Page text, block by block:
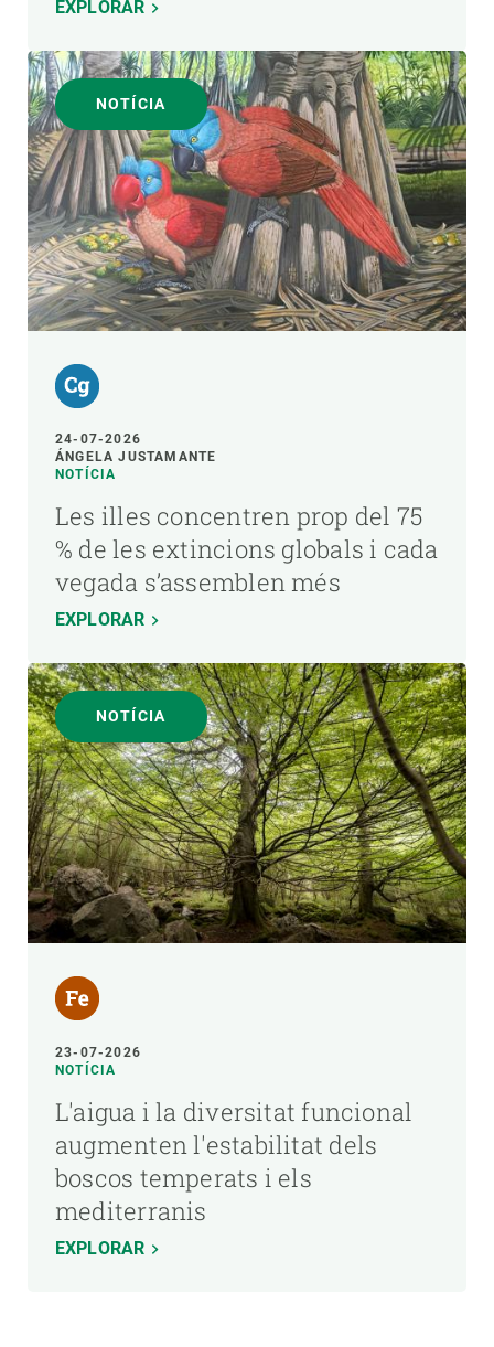
EXPLORAR
NOTÍCIA
24-07-2026
ÁNGELA JUSTAMANTE
NOTÍCIA
Les illes concentren prop del 75
% de les extincions globals i cada
vegada s’assemblen més
EXPLORAR
NOTÍCIA
23-07-2026
NOTÍCIA
L'aigua i la diversitat funcional
augmenten l'estabilitat dels
boscos temperats i els
mediterranis
EXPLORAR